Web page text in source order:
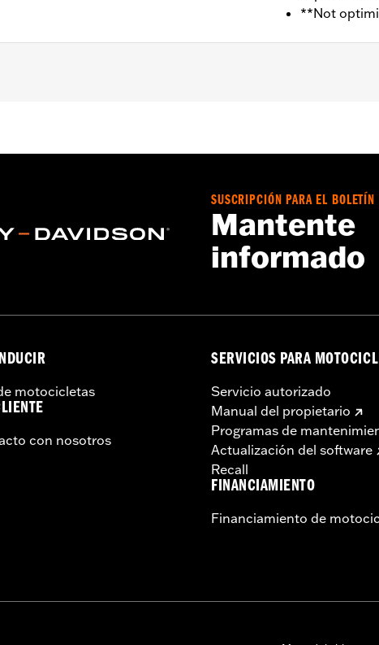
**Not
garantía limitada – Consultawww.h-d.com/warrantypara
SUSCRIPCIÓN PARA EL BOLETÍN
Mantente
informado
motocicletas
con nosotros
SERVICIOS PARA
Servicio autorizado
Manual del propietario
Programas de
Actualización del software
Recall
FINANCIAMIENTO
Financiamiento de